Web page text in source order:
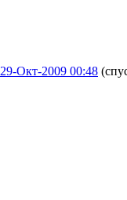
29-Окт-2009 00:48